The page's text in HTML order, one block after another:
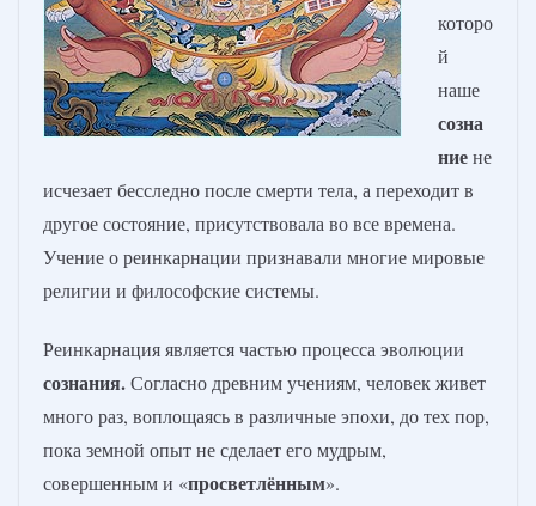
которо
й
наше
созна
ниене
исчезает бесследно после смерти тела, а переходит в
другое состояние, присутствовала во все времена.
Учение о реинкарнации признавали многие мировые
религии и философские системы.
Реинкарнация является частью процесса эволюции
сознания.Согласно древним учениям, человек живет
много раз, воплощаясь в различные эпохи, до тех пор,
пока земной опыт не сделает его мудрым,
совершенным и «просветлённым».